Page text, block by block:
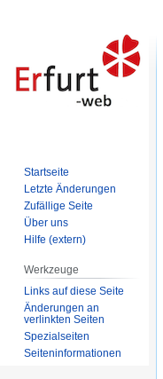
Startseite
Letzte Änderungen
Zufällige Seite
Über uns
Hilfe (extern)
Werkzeuge
Links auf diese Seite
Änderungen an
verlinkten Seiten
Spezialseiten
Seiten­informationen